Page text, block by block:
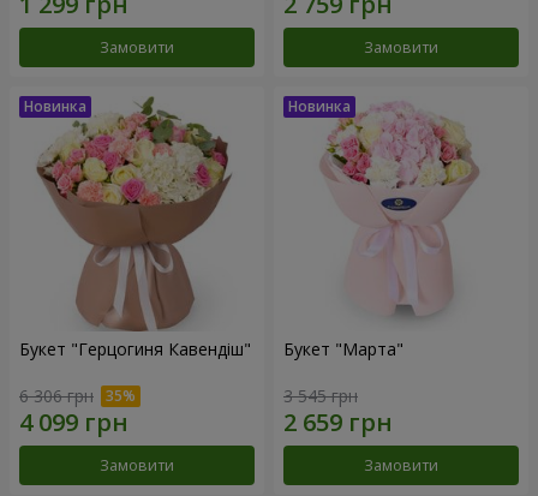
Замовити Замовити
Букет "Герцогиня Кавендіш"
6 306 грн
Замовити
Букет "Марта"
3 545 грн
Замовити